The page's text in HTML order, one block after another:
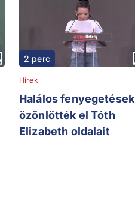
2 perc
Hírek
Halálos fenyegetések
özönlötték el Tóth
Elizabeth oldalait